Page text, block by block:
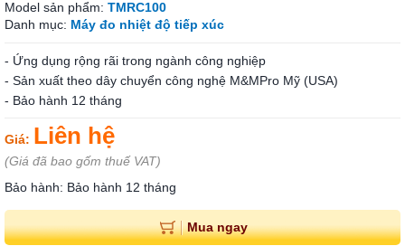
Model sản phẩm: TMRC100
Danh mục: Máy đo nhiệt độ tiếp xúc
- Ứng dụng rộng rãi trong ngành công nghiệp
- Sản xuất theo dây chuyển công nghệ M&MPro Mỹ (USA)
- Bảo hành 12 tháng
Giá: Liên hệ
(Giá đã bao gốm thuế VAT)
Bảo hành: Bảo hành 12 tháng
Mua ngay